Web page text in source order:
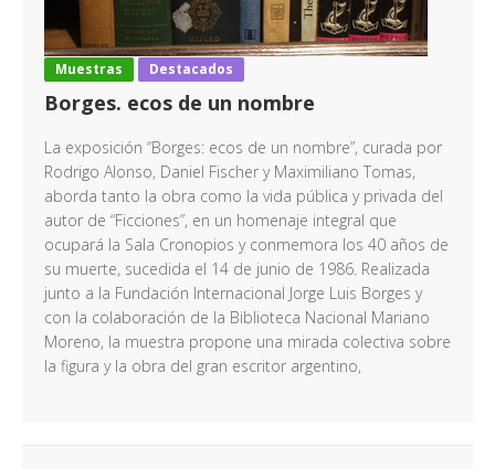
Muestras Destacados
Borges. ecos de un nombre
La exposición “Borges: ecos de un nombre”, curada por
Rodrigo Alonso, Daniel Fischer y Maximiliano Tomas,
aborda tanto la obra como la vida pública y privada del
autor de “Ficciones”, en un homenaje integral que
ocupará la Sala Cronopios y conmemora los 40 años de
su muerte, sucedida el 14 de junio de 1986. Realizada
junto a la Fundación Internacional Jorge Luis Borges y
con la colaboración de la Biblioteca Nacional Mariano
Moreno, la muestra propone una mirada colectiva sobre
la figura y la obra del gran escritor argentino,